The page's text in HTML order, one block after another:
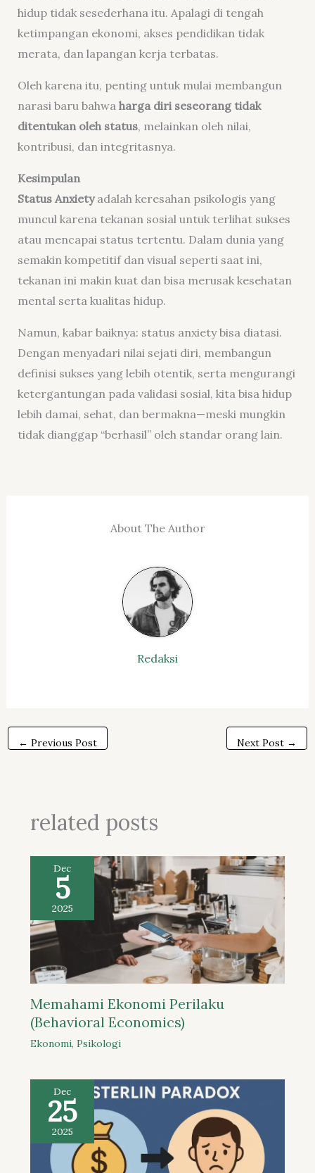
hidup tidak sesederhana itu. Apalagi di tengah
ketimpangan ekonomi, akses pendidikan tidak
merata, dan lapangan kerja terbatas.
Oleh karena itu, penting untuk mulai membangun
narasi baru bahwa harga diri seseorang tidak
ditentukan oleh status, melainkan oleh nilai,
kontribusi, dan integritasnya.
Kesimpulan
Status Anxietyadalah keresahan psikologis yang
muncul karena tekanan sosial untuk terlihat sukses
atau mencapai status tertentu. Dalam dunia yang
semakin kompetitif dan visual seperti saat ini,
tekanan ini makin kuat dan bisa merusak kesehatan
mental serta kualitas hidup.
Namun, kabar baiknya: status anxiety bisa diatasi.
Dengan menyadari nilai sejati diri, membangun
definisi sukses yang lebih otentik, serta mengurangi
ketergantungan pada validasi sosial, kita bisa hidup
lebih damai, sehat, dan bermakna—meski mungkin
tidak dianggap “berhasil” oleh standar orang lain.
About The Author
Redaksi
← Previous Post Next Post →
related posts
Dec
5
2025
Memahami Ekonomi Perilaku
(Behavioral Economics)
Ekonomi, Psikologi
Dec
25
2025